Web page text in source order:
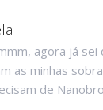
agora já sei
as minhas
de